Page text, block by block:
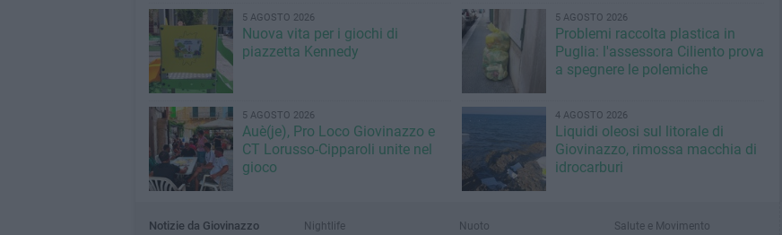
5 AGOSTO 2026
Nuova vita per i giochi di
piazzetta Kennedy
5 AGOSTO 2026
Problemi raccolta plastica in
Puglia: l'assessora Ciliento prova
a spegnere le polemiche
5 AGOSTO 2026
Auè(je), Pro Loco Giovinazzo e
CT Lorusso-Cipparoli unite nel
gioco
4 AGOSTO 2026
Liquidi oleosi sul litorale di
Giovinazzo, rimossa macchia di
idrocarburi
Notizie da Giovinazzo
Nightlife
Nuoto
Salute e Movimento